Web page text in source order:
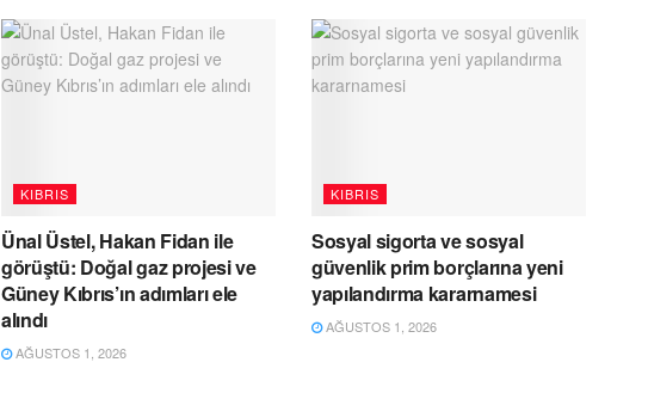
KIBRIS
Ünal Üstel, Hakan Fidan ile
görüştü: Doğal gaz projesi ve
Güney Kıbrıs’ın adımları ele
alındı
AĞUSTOS 1, 2026
KIBRIS
Sosyal sigorta ve sosyal
güvenlik prim borçlarına yeni
yapılandırma kararnamesi
AĞUSTOS 1, 2026